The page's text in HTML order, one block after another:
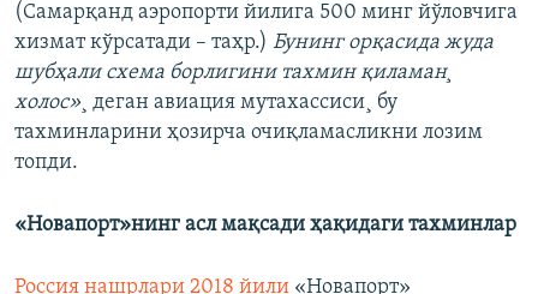
(Самарқанд аэропорти йилига 500 минг йўловчига
хизмат кўрсатади – таҳр.) Бунинг орқасида жуда
шубҳали схема борлигини тахмин қиламан¸
холос»¸ деган авиация мутахассиси¸ бу
тахминларини ҳозирча очиқламасликни лозим
топди.
«Новапорт»нинг асл мақсади ҳақидаги тахминлар
Россия нашрлари 2018 йили «Новапорт»